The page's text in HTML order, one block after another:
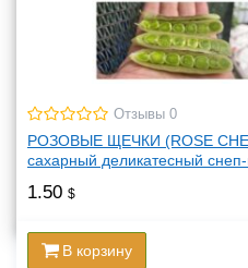
Отзывы 0
РОЗОВЫЕ ЩЕЧКИ (ROSE
сахарный деликатесный
1.50 $
В корзину